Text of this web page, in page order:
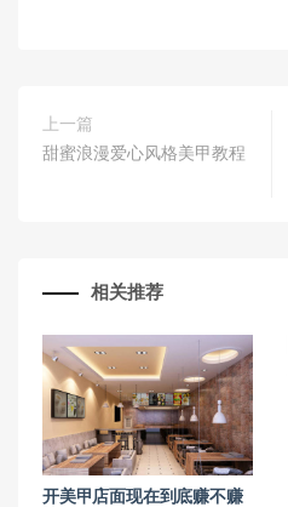
上一篇
甜蜜浪漫爱心风格美甲教程
相关推荐
开美甲店面现在到底赚不赚